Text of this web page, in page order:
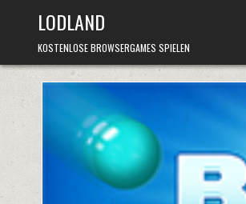
LODLAND
KOSTENLOSE BROWSERGAMES SPIELEN